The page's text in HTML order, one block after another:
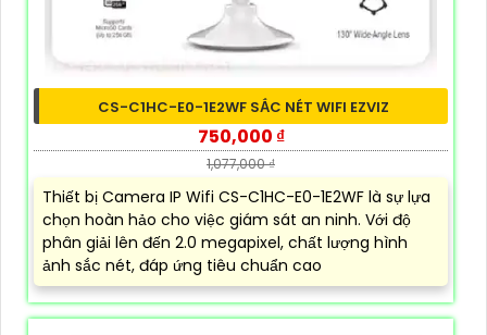
CS-C1HC-E0-1E2WF SẮC NÉT WIFI EZVIZ
750,000 ₫
1,077,000 ₫
Thiết bị Camera IP Wifi CS-C1HC-E0-1E2WF là sự lựa
chọn hoàn hảo cho việc giám sát an ninh. Với độ
phân giải lên đến 2.0 megapixel, chất lượng hình
ảnh sắc nét, đáp ứng tiêu chuẩn cao